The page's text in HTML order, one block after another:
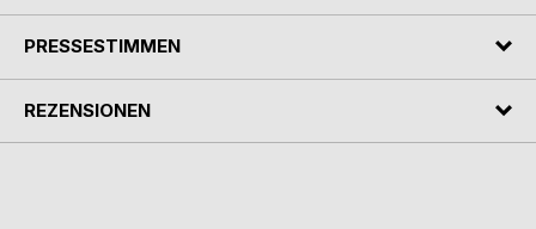
PRESSESTIMMEN
REZENSIONEN